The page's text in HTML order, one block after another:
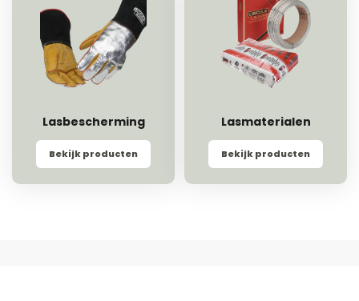
Lasbescherming
Bekijk producten
Lasmaterialen
Bekijk producten